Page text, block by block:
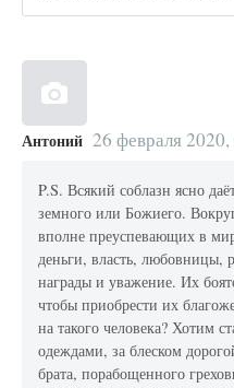
Антоний 26 февраля
P.S. Всякий соблазн ясно
земного или Божиего.
вполне преуспевающих в
деньги, власть,
награды и уважение. Их
чтобы приобрести их
на такого человека? Хотим
одеждами, за блеском
брата, порабощенного